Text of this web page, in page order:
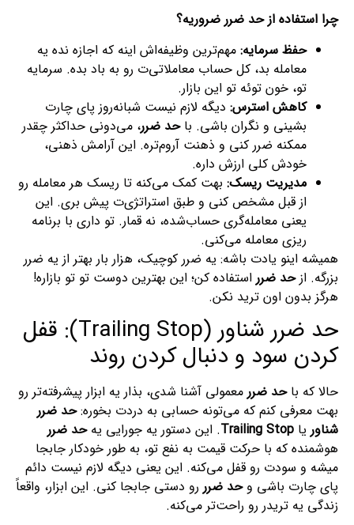
چرا استفاده ازحد ضررضروریه؟
حفظ سرمایه: مهم‌ترین وظیفه‌اش اینه که اجازه نده یه
معامله بد، کل حساب معاملاتی‌ت رو به باد بده. سرمایه
تو، خون توئه تو این بازار.
کاهش استرس: دیگه لازم نیست شبانه‌روز پای چارت
بشینی و نگران باشی. باحد ضرر، می‌دونی حداکثر چقدر
ممکنه ضرر کنی و ذهنت آروم‌تره. این آرامش ذهنی،
خودش کلی ارزش داره.
مدیریت ریسک: بهت کمک می‌کنه تا ریسک هر معامله رو
از قبل مشخص کنی و طبق استراتژی‌ت پیش بری. این
یعنی معامله‌گری حساب‌شده، نه قمار. تو داری با برنامه
ریزی معامله می‌کنی.
همیشه اینو یادت باشه: یه ضرر کوچیک، هزار بار بهتر از یه ضرر
بزرگه. ازحد ضرر استفاده کن؛ این بهترین دوست تو تو بازاره!
هرگز بدون اون ترید نکن.
حد ضرر شناور (Trailing Stop): قفل
کردن سود و دنبال کردن روند
حالا که باحد ضرر معمولی آشنا شدی، بذار یه ابزار پیشرفته‌تر رو
بهت معرفی کنم که می‌تونه حسابی به دردت بخوره:حد ضرر
شناور یا Trailing Stop. این دستور یه جورایی یهحد ضرر
هوشمنده که با حرکت قیمت به نفع تو، به طور خودکار جابجا
میشه و سودت رو قفل می‌کنه. این یعنی دیگه لازم نیست دائم
پای چارت باشی وحد ضرر رو دستی جابجا کنی. این ابزار، واقعاً
زندگی یه تریدر رو راحت‌تر می‌کنه.